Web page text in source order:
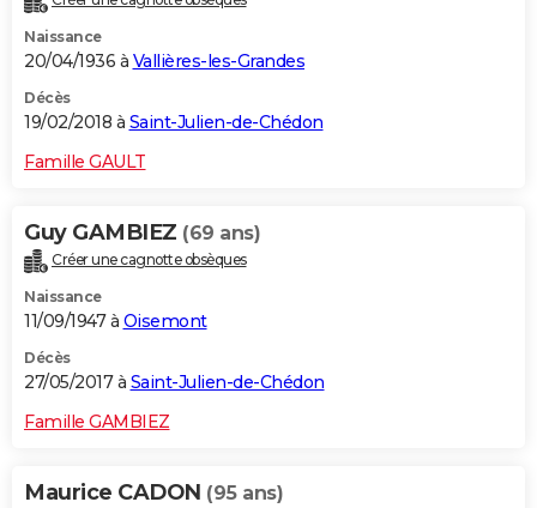
Naissance
20/04/1936 à Vallières-les-Grandes
Décès
19/02/2018 à Saint-Julien-de-Chédon
Famille GAULT
Guy GAMBIEZ (69 ans)
Créer une cagnotte obsèques
Naissance
11/09/1947 à Oisemont
Décès
27/05/2017 à Saint-Julien-de-Chédon
Famille GAMBIEZ
Maurice CADON (95 ans)